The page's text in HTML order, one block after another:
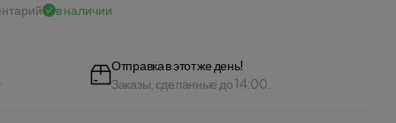
в наличии
Отправка в этот же день!
Заказы, сделанные до 14:00.